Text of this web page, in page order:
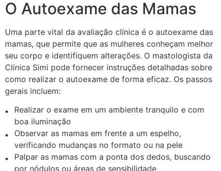
O Autoexame das Mamas
Uma parte vital da avaliação clínica é o autoexame das
mamas, que permite que as mulheres conheçam melhor
seu corpo e identifiquem alterações. O mastologista da
Clínica Simi pode fornecer instruções detalhadas sobre
como realizar o autoexame de forma eficaz. Os passos
gerais incluem:
Realizar o exame em um ambiente tranquilo e com
boa iluminação
Observar as mamas em frente a um espelho,
verificando mudanças no formato ou na pele
Palpar as mamas com a ponta dos dedos, buscando
por nódulos ou áreas de sensibilidade